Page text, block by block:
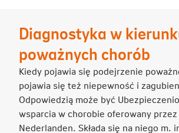
Diagnostyka w
poważnych chorób
Kiedy pojawia się podejrzenie
pojawia się też niepewność i
Odpowiedzią może być
wsparcia w chorobie oferowany
Nederlanden. Składa się na niego m.